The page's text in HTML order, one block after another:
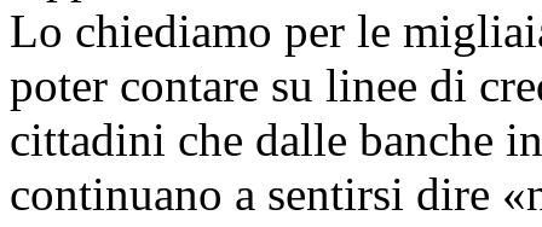
Lo chiediamo per le
poter contare su linee di
cittadini che dalle banche
continuano a sentirsi dire